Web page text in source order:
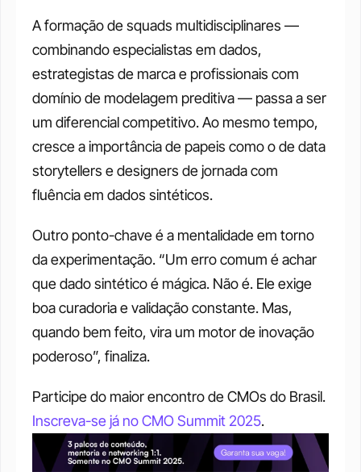
A formação de squads multidisciplinares —
combinando especialistas em dados,
estrategistas de marca e profissionais com
domínio de modelagem preditiva — passa a ser
um diferencial competitivo. Ao mesmo tempo,
cresce a importância de papeis como o de data
storytellers e designers de jornada com
fluência em dados sintéticos.
Outro ponto-chave é a mentalidade em torno
da experimentação. “Um erro comum é achar
que dado sintético é mágica. Não é. Ele exige
boa curadoria e validação constante. Mas,
quando bem feito, vira um motor de inovação
poderoso”, finaliza.
Inscreva-se já no CMO Summit 2025.